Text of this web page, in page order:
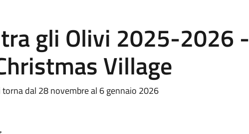
gli Olivi 2025-2026 -
Village
torna dal 28 novembre al 6 gennaio 2026